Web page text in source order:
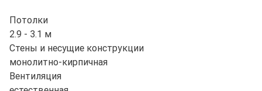
Потолки
2.9 - 3.1 м
Стены и несущие конструкции
монолитно-кирпичная
Вентиляция